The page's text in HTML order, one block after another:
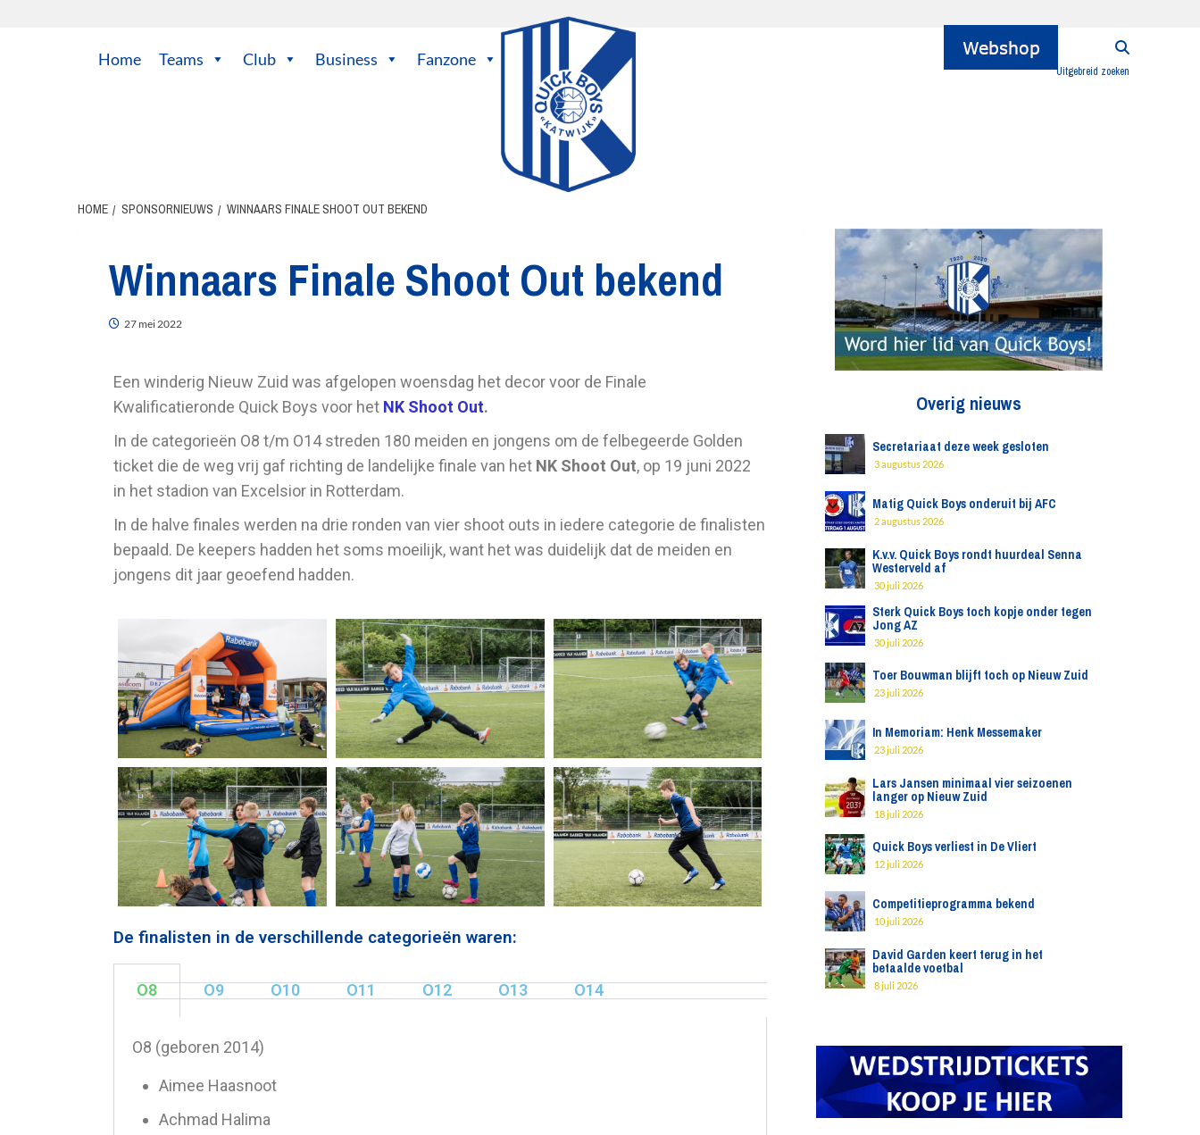
Home Teams Club Business Fanzone
Uitgebreid zoeken
HOME SPONSORNIEUWS WINNAARS FINALE SHOOT OUT BEKEND
Winnaars Finale Shoot Out bekend
27 mei 2022
Een winderig Nieuw Zuid was afgelopen woensdag het decor voor de Finale
Kwalificatieronde Quick Boys voor het NK Shoot Out.
In de categorieën O8 t/m O14 streden 180 meiden en jongens om de felbegeerde Golden
ticket die de weg vrij gaf richting de landelijke finale van het NK Shoot Out, op 19 juni 2022
in het stadion van Excelsior in Rotterdam.
In de halve finales werden na drie ronden van vier shoot outs in iedere categorie de finalisten
bepaald. De keepers hadden het soms moeilijk, want het was duidelijk dat de meiden en
jongens dit jaar geoefend hadden.
De finalisten in de verschillende categorieën waren:
O8 O9 O10 O11 O12 O13 O14
O8 (geboren 2014)
Aimee Haasnoot
Achmad Halima
Overig nieuws
Secretariaat deze week gesloten
3 augustus 2026
Matig Quick Boys onderuit bij AFC
2 augustus 2026
K.v.v. Quick Boys rondt huurdeal Senna
Westerveld af
30 juli 2026
Sterk Quick Boys toch kopje onder tegen
Jong AZ
30 juli 2026
Toer Bouwman blijft toch op Nieuw Zuid
23 juli 2026
In Memoriam: Henk Messemaker
23 juli 2026
Lars Jansen minimaal vier seizoenen
langer op Nieuw Zuid
18 juli 2026
Quick Boys verliest in De Vliert
12 juli 2026
Competitieprogramma bekend
10 juli 2026
David Garden keert terug in het
betaalde voetbal
8 juli 2026